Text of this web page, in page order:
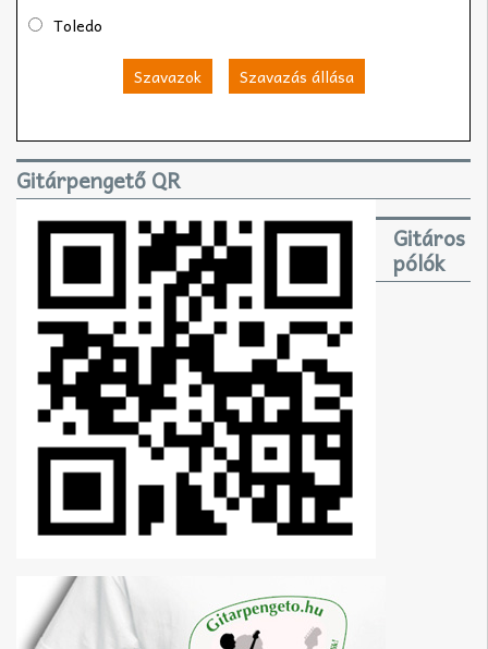
Toledo
Szavazok Szavazás állása
Gitárpengető QR
Gitáros
pólók